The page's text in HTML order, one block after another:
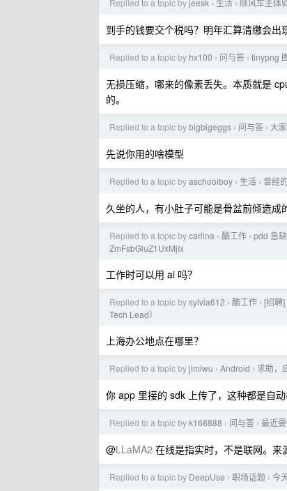
Replied to a topic byjeesk › 生活 › 顺风车主体
到手的钱要交个税吗？明年汇算清缴会出
Replied to a topic by hx100 › 问与答 › tinypng
无损压缩，哪来的像素丢失。本质就是
的。
Replied to a topic bybigbigeggs › 问与答 › 大
先说你用的啥模型
Replied to a topic byaschoolboy › 生活 › 曾经
久坐的人，有小肚子可能是骨盆前倾造成
Replied to a topic bycarlina › 酷工作 › pdd 急
ZmFsbGluZ1UxMjIx
工作时可以用 ai 吗？
Replied to a topic bysylvia612 › 酷工作 › [招聘
Tech Lead）
上海办公地点在哪里？
Replied to a topic byjimiwu › Android › 求助，
你 app 里接的 sdk 上传了，这种都是自动
Replied to a topic byk168888 › 问与答 › 最近
@LLaMA2 在线是指实时，不是联网。来
Replied to a topic by DeepUse › 职场话题 › 今